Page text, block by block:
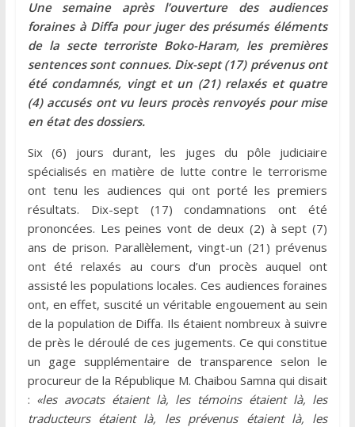
Une semaine après l’ouverture des audiences
foraines à Diffa pour juger des présumés éléments
de la secte terroriste Boko-Haram, les premières
sentences sont connues. Dix-sept (17) prévenus ont
été condamnés, vingt et un (21) relaxés et quatre
(4) accusés ont vu leurs procès renvoyés pour mise
en état des dossiers.
Six (6) jours durant, les juges du pôle judiciaire
spécialisés en matière de lutte contre le terrorisme
ont tenu les audiences qui ont porté les premiers
résultats. Dix-sept (17) condamnations ont été
prononcées. Les peines vont de deux (2) à sept (7)
ans de prison. Parallèlement, vingt-un (21) prévenus
ont été relaxés au cours d’un procès auquel ont
assisté les populations locales. Ces audiences foraines
ont, en effet, suscité un véritable engouement au sein
de la population de Diffa. Ils étaient nombreux à suivre
de près le déroulé de ces jugements. Ce qui constitue
un gage supplémentaire de transparence selon le
procureur de la République M. Chaibou Samna qui disait
: «les avocats étaient là, les témoins étaient là, les
traducteurs étaient là, les prévenus étaient là, les